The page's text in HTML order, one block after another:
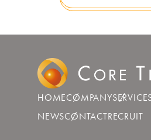
HOMECOMPANYSERVICE
NEWSCONTACTRECRUIT